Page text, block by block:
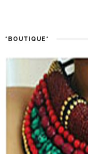
*BOUTIQUE*